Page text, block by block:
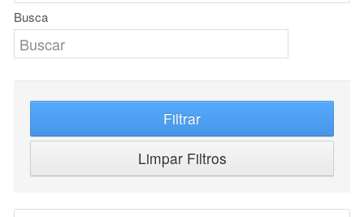
Busca
Filtrar
Limpar Filtros